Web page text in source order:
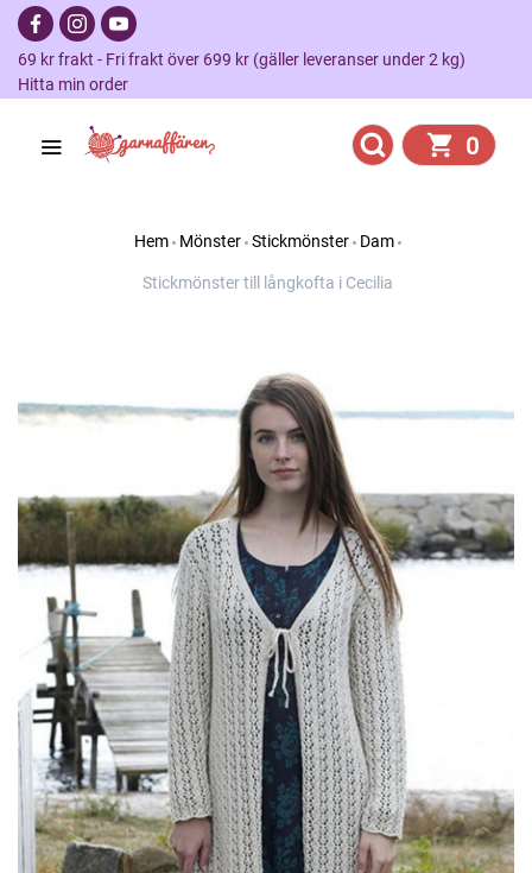
69 kr frakt - Fri frakt över 699 kr (gäller leveranser under 2 kg)
Hitta min order
0
Hem Mönster Stickmönster Dam
Stickmönster till långkofta i Cecilia